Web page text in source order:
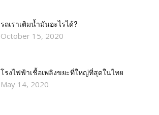
รถเราเติมน้ำมันอะไรได้?​
October 15, 2020
โรงไฟฟ้าเชื้อเพลิงขยะที่ใหญ่ที่สุดในไทย
May 14, 2020